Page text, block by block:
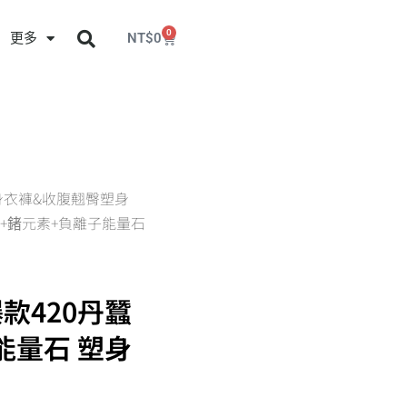
更多 NT$0 0
褲&收腹翹臀塑身
元素+負離子能量石
420丹蠶
量石 塑身